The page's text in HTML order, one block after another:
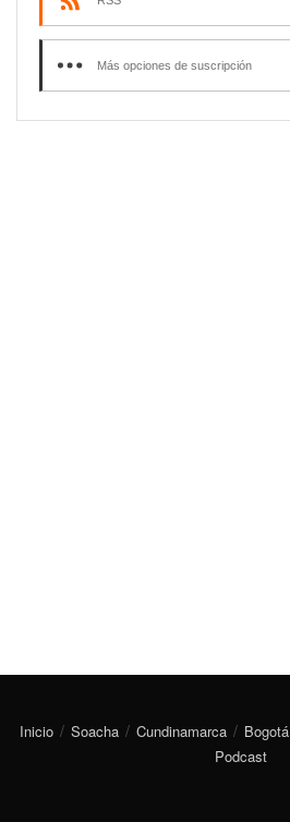
Más opciones de suscripción
Inicio Soacha Cundinamarca Bogotá
Podcast